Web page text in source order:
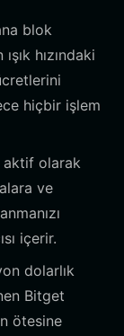
blok
hızındaki
hiçbir işlem
aktif olarak
ve
içerir.
dolarlık
Bitget
ötesine